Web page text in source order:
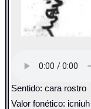
Sentido: cara rostro
Valor fonético: icniuh